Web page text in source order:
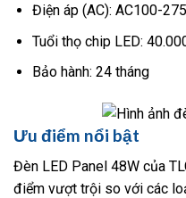
Điện áp (AC): AC100-275
Tuổi thọ chip LED:
Bảo hành: 24 tháng
Ưu điểm nổi bật
Đèn LED Panel 48W của
điểm vượt trội so với các